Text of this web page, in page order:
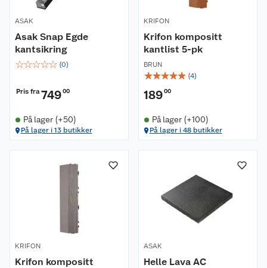
ASAK
Asak Snap Egde
kantsikring
☆☆☆☆☆ (0)
Pris fra74900
På lager (+50)
På lager i 13 butikker
KRIFON
Krifon kompositt
kantlist 5-pk
BRUN
☆☆☆☆☆ (4)
18900
På lager (+100)
På lager i 48 butikker
KRIFON
Krifon kompositt
ASAK
Helle Lava AC